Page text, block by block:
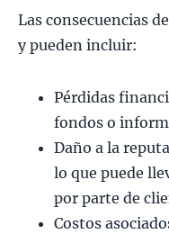
Las consecuencias
y pueden incluir:
Pérdidas
fondos o
Daño a la
lo que puede
por parte de
Costos